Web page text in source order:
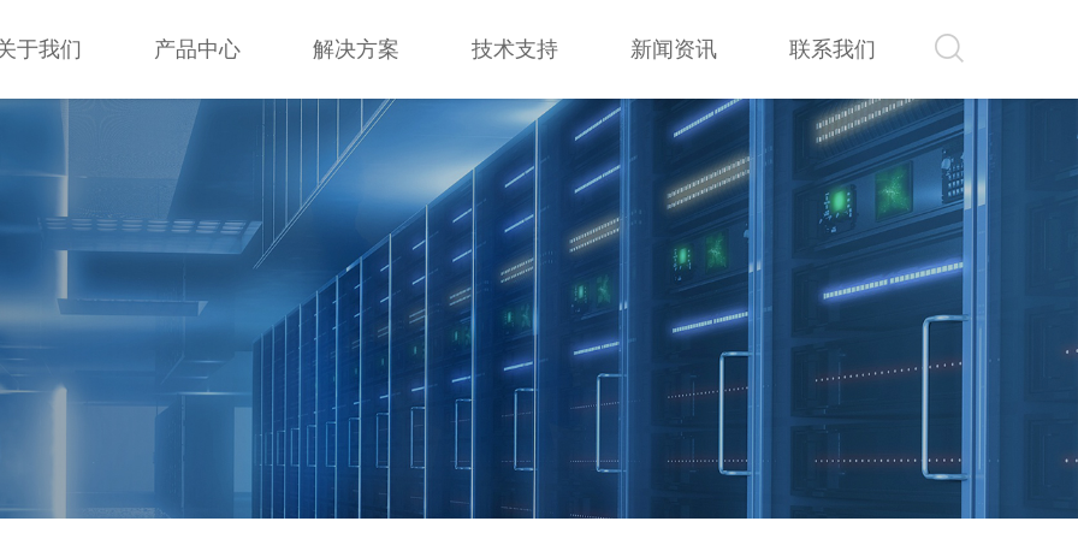
于我们 产品中心
产品中心
解决方案
解决方案
技术支持
技术支持
新闻资讯
新闻资讯
联系我们
联系我们